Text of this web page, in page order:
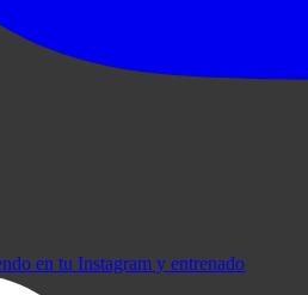
en tu Instagram y entrenado